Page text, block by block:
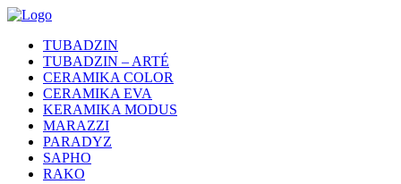
TUBADZIN
TUBADZIN – ARTÉ
CERAMIKA COLOR
CERAMIKA EVA
KERAMIKA MODUS
MARAZZI
PARADYZ
SAPHO
RAKO